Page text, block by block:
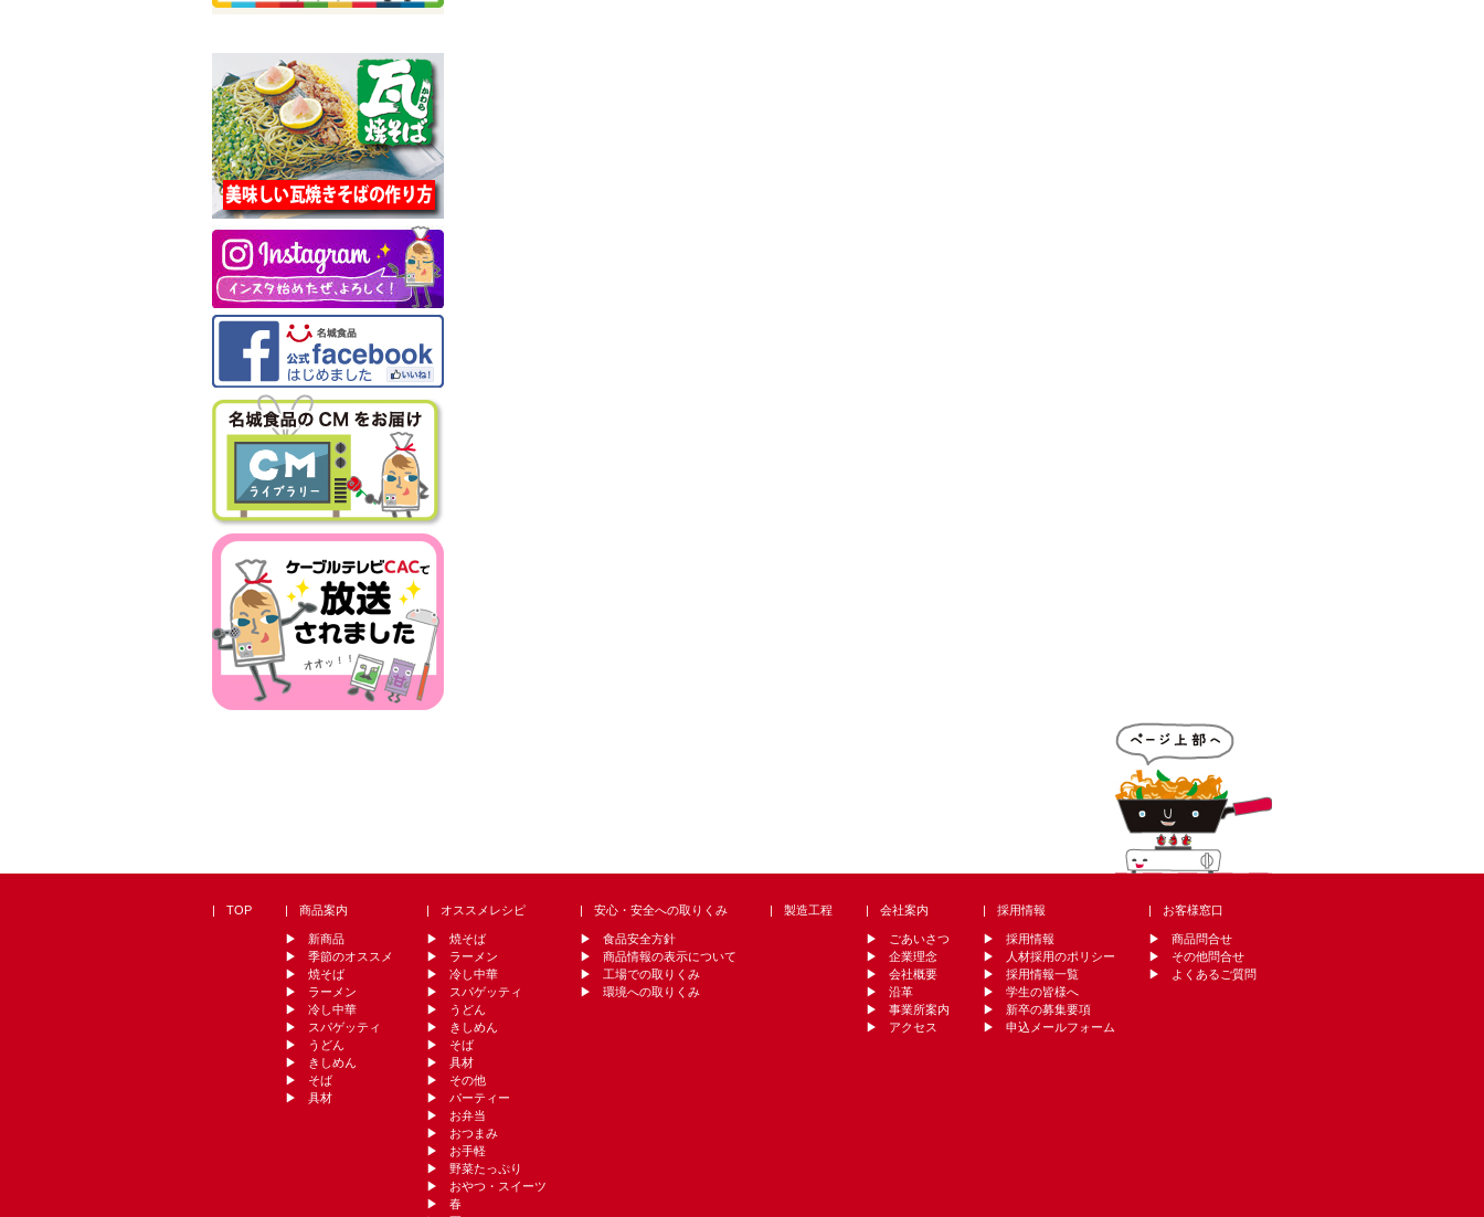
TOP 商品案内
新商品
季節のオススメ
焼そば
ラーメン
冷し中華
スパゲッティ
うどん
きしめん
そば
具材
オススメレシピ
焼そば
ラーメン
冷し中華
スパゲッティ
うどん
きしめん
そば
具材
その他
パーティー
お弁当
おつまみ
お手軽
野菜たっぷり
おやつ・スイーツ
春
安心・安全への取りくみ
食品安全方針
商品情報の表示について
工場での取りくみ
環境への取りくみ
製造工程 会社案内
ごあいさつ
企業理念
会社概要
沿革
事業所案内
アクセス
採用情報
採用情報
人材採用のポリシー
採用情報一覧
学生の皆様へ
新卒の募集要項
申込メールフォーム
お客様窓口
商品問合せ
その他問合せ
よくあるご質問